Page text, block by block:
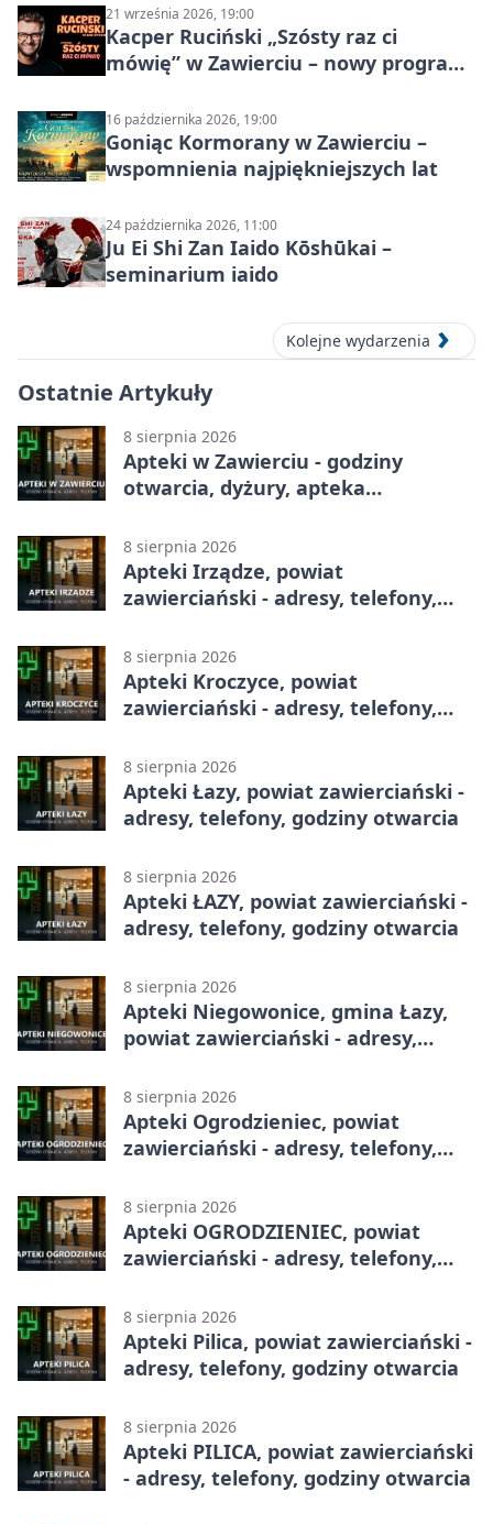
21 września 2026, 19:00
Kacper Ruciński „Szósty raz ci
mówię” w Zawierciu – nowy program
16 października 2026, 19:00
Goniąc Kormorany w Zawierciu –
wspomnienia najpiękniejszych lat
24 października 2026, 11:00
Ju Ei Shi Zan Iaido Kōshūkai –
seminarium iaido
Kolejne wydarzenia
Ostatnie Artykuły
8 sierpnia 2026
Apteki w Zawierciu - godziny
otwarcia, dyżury, apteka
8 sierpnia 2026
Apteki Irządze, powiat
zawierciański - adresy, telefony,
8 sierpnia 2026
Apteki Kroczyce, powiat
zawierciański - adresy, telefony,
8 sierpnia 2026
Apteki Łazy, powiat zawierciański -
adresy, telefony, godziny otwarcia
8 sierpnia 2026
Apteki ŁAZY, powiat zawierciański -
adresy, telefony, godziny otwarcia
8 sierpnia 2026
Apteki Niegowonice, gmina Łazy,
powiat zawierciański - adresy,
8 sierpnia 2026
Apteki Ogrodzieniec, powiat
zawierciański - adresy, telefony,
8 sierpnia 2026
Apteki OGRODZIENIEC, powiat
zawierciański - adresy, telefony,
8 sierpnia 2026
Apteki Pilica, powiat zawierciański -
adresy, telefony, godziny otwarcia
8 sierpnia 2026
Apteki PILICA, powiat zawierciański
- adresy, telefony, godziny otwarcia